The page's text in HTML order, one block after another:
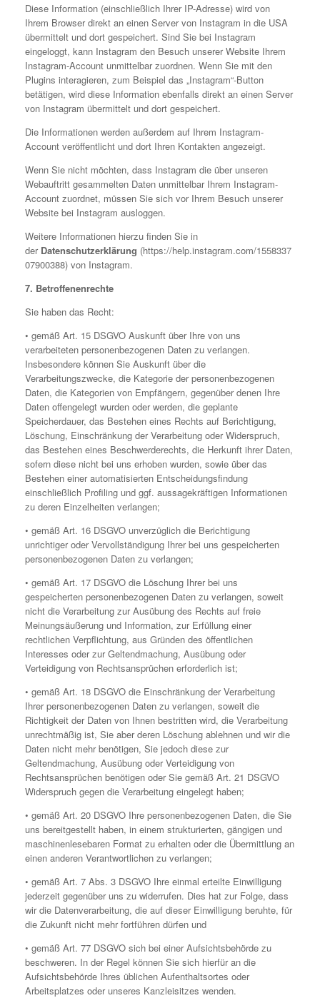
Diese Information (einschließlich Ihrer IP-Adresse) wird von
Ihrem Browser direkt an einen Server von Instagram in die USA
übermittelt und dort gespeichert. Sind Sie bei Instagram
eingeloggt, kann Instagram den Besuch unserer Website Ihrem
Instagram-Account unmittelbar zuordnen. Wenn Sie mit den
Plugins interagieren, zum Beispiel das „Instagram“-Button
betätigen, wird diese Information ebenfalls direkt an einen Server
von Instagram übermittelt und dort gespeichert.
Die Informationen werden außerdem auf Ihrem Instagram-
Account veröffentlicht und dort Ihren Kontakten angezeigt.
Wenn Sie nicht möchten, dass Instagram die über unseren
Webauftritt gesammelten Daten unmittelbar Ihrem Instagram-
Account zuordnet, müssen Sie sich vor Ihrem Besuch unserer
Website bei Instagram ausloggen.
Weitere Informationen hierzu finden Sie in
der Datenschutzerklärung (https://help.instagram.com/1558337
07900388) von Instagram.
7. Betroffenenrechte
Sie haben das Recht:
• gemäß Art. 15 DSGVO Auskunft über Ihre von uns
verarbeiteten personenbezogenen Daten zu verlangen.
Insbesondere können Sie Auskunft über die
Verarbeitungszwecke, die Kategorie der personenbezogenen
Daten, die Kategorien von Empfängern, gegenüber denen Ihre
Daten offengelegt wurden oder werden, die geplante
Speicherdauer, das Bestehen eines Rechts auf Berichtigung,
Löschung, Einschränkung der Verarbeitung oder Widerspruch,
das Bestehen eines Beschwerderechts, die Herkunft ihrer Daten,
sofern diese nicht bei uns erhoben wurden, sowie über das
Bestehen einer automatisierten Entscheidungsfindung
einschließlich Profiling und ggf. aussagekräftigen Informationen
zu deren Einzelheiten verlangen;
• gemäß Art. 16 DSGVO unverzüglich die Berichtigung
unrichtiger oder Vervollständigung Ihrer bei uns gespeicherten
personenbezogenen Daten zu verlangen;
• gemäß Art. 17 DSGVO die Löschung Ihrer bei uns
gespeicherten personenbezogenen Daten zu verlangen, soweit
nicht die Verarbeitung zur Ausübung des Rechts auf freie
Meinungsäußerung und Information, zur Erfüllung einer
rechtlichen Verpflichtung, aus Gründen des öffentlichen
Interesses oder zur Geltendmachung, Ausübung oder
Verteidigung von Rechtsansprüchen erforderlich ist;
• gemäß Art. 18 DSGVO die Einschränkung der Verarbeitung
Ihrer personenbezogenen Daten zu verlangen, soweit die
Richtigkeit der Daten von Ihnen bestritten wird, die Verarbeitung
unrechtmäßig ist, Sie aber deren Löschung ablehnen und wir die
Daten nicht mehr benötigen, Sie jedoch diese zur
Geltendmachung, Ausübung oder Verteidigung von
Rechtsansprüchen benötigen oder Sie gemäß Art. 21 DSGVO
Widerspruch gegen die Verarbeitung eingelegt haben;
• gemäß Art. 20 DSGVO Ihre personenbezogenen Daten, die Sie
uns bereitgestellt haben, in einem strukturierten, gängigen und
maschinenlesebaren Format zu erhalten oder die Übermittlung an
einen anderen Verantwortlichen zu verlangen;
• gemäß Art. 7 Abs. 3 DSGVO Ihre einmal erteilte Einwilligung
jederzeit gegenüber uns zu widerrufen. Dies hat zur Folge, dass
wir die Datenverarbeitung, die auf dieser Einwilligung beruhte, für
die Zukunft nicht mehr fortführen dürfen und
• gemäß Art. 77 DSGVO sich bei einer Aufsichtsbehörde zu
beschweren. In der Regel können Sie sich hierfür an die
Aufsichtsbehörde Ihres üblichen Aufenthaltsortes oder
Arbeitsplatzes oder unseres Kanzleisitzes wenden.